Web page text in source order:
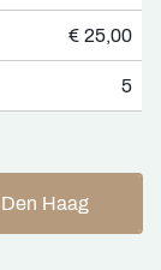
€ 25,00
5
Haag